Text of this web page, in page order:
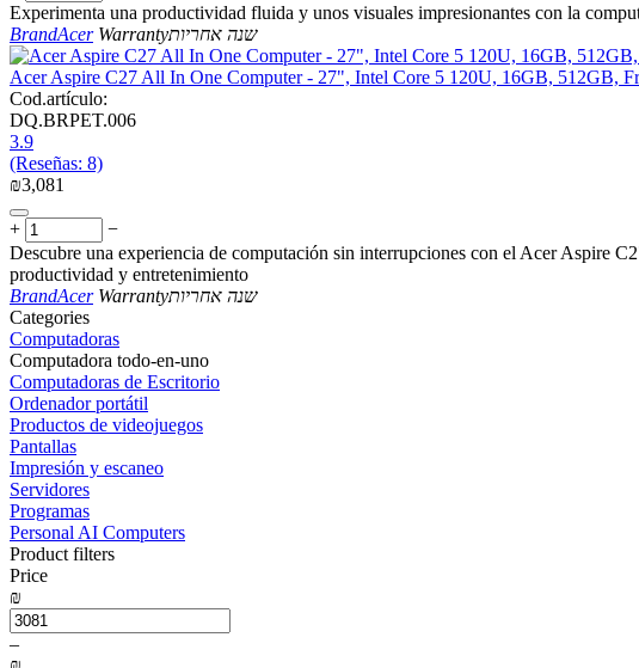
Experimenta una productividad fluida y unos visuales impresionantes con la
BrandAcer Warrantyשנה אחריות
Acer Aspire C27 All In One Computer - 27", Intel Core 5 120U, 16GB, 512GB,
Cod.artículo:
DQ.BRPET.006
3.9
(Reseñas: 8)
₪3,081
+
−
Descubre una experiencia de computación sin interrupciones con el Acer Aspire
productividad y entretenimiento
BrandAcer Warrantyשנה אחריות
Сategories
Computadoras
Computadora todo-en-uno
Computadoras de Escritorio
Ordenador portátil
Productos de videojuegos
Pantallas
Impresión y escaneo
Servidores
Programas
Personal AI Computers
Product filters
Price
₪
–